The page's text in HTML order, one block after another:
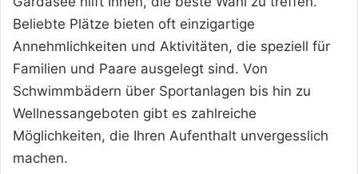
Beliebte Plätze bieten oft einzigartige
Annehmlichkeiten und Aktivitäten, die speziell für
Familien und Paare ausgelegt sind. Von
Schwimmbädern über Sportanlagen bis hin zu
Wellnessangeboten gibt es zahlreiche
Möglichkeiten, die Ihren Aufenthalt unvergesslich
machen.